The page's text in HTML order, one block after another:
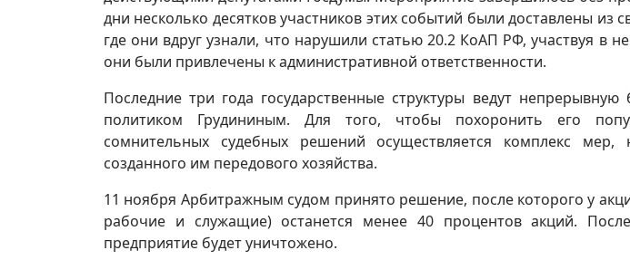
дни несколько десятков участников этих событий были доставлены из
где они вдруг узнали, что нарушили статью 20.2 КоАП РФ, участвуя в
они были привлечены к административной ответственности.
Последние три года государственные структуры ведут
политиком Грудининым. Для того, чтобы похоронить его
сомнительных судебных решений осуществляется комплекс мер,
созданного им передового хозяйства.
11 ноября Арбитражным судом принято решение, после которого у
рабочие и служащие) останется менее 40 процентов акций.
предприятие будет уничтожено.